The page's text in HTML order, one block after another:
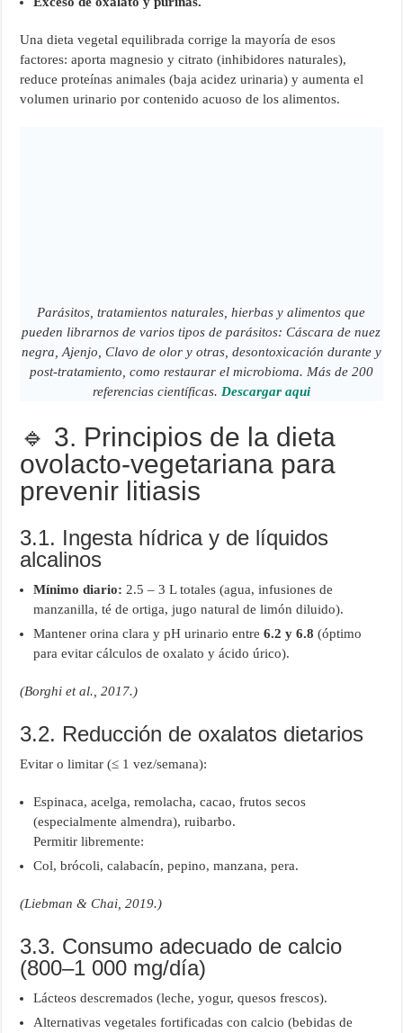
Una dieta vegetal equilibrada corrige la mayoría de esos
factores: aporta magnesio y citrato (inhibidores naturales),
reduce proteínas animales (baja acidez urinaria) y aumenta el
volumen urinario por contenido acuoso de los alimentos.
Parásitos, tratamientos naturales, hierbas y alimentos que
pueden librarnos de varios tipos de parásitos: Cáscara de nuez
negra, Ajenjo, Clavo de olor y otras, desontoxicación durante y
post-tratamiento, como restaurar el microbioma. Más de 200
referencias científicas. Descargar aqui
🔹 3. Principios de la dieta
ovolacto‑vegetariana para
prevenir litiasis
3.1. Ingesta hídrica y de líquidos
alcalinos
Mínimo diario: 2.5 – 3 L totales (agua, infusiones de
manzanilla, té de ortiga, jugo natural de limón diluido).
Mantener orina clara y pH urinario entre6.2 y 6.8 (óptimo
para evitar cálculos de oxalato y ácido úrico).
(Borghi et al., 2017.)
3.2. Reducción de oxalatos dietarios
Evitar o limitar (≤ 1 vez/semana):
Espinaca, acelga, remolacha, cacao, frutos secos
(especialmente almendra), ruibarbo.
Permitir libremente:
Col, brócoli, calabacín, pepino, manzana, pera.
(Liebman & Chai, 2019.)
3.3. Consumo adecuado de calcio
(800–1 000 mg/día)
Lácteos descremados (leche, yogur, quesos frescos).
Alternativas vegetales fortificadas con calcio (bebidas de